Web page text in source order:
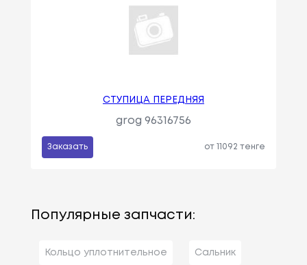
СТУПИЦА ПЕРЕДНЯЯ
grog 96316756
Заказать от 11092 тенге
Популярные запчасти:
Кольцо уплотнительное Сальник